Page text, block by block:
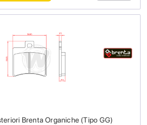
Brenta Organiche (Tipo GG)